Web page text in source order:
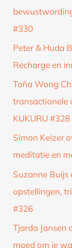
#330
Peter & Huda
Recharge en
Toña Wong
transactionele
KUKURU #328
Simon Keizer
meditatie en
Suzanne Buijs
opstellingen,
#326
Tjarda Jansen
moed om je